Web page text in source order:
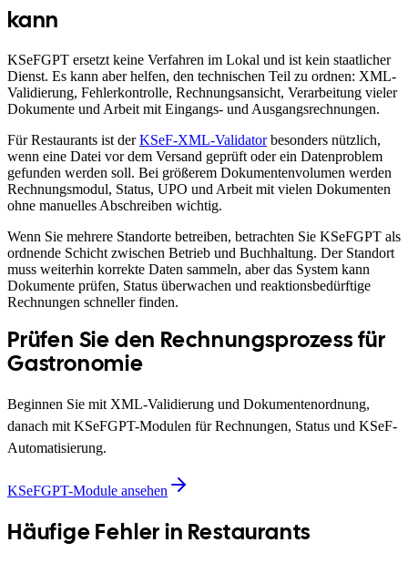
kann
KSeFGPT ersetzt keine Verfahren im Lokal und ist kein staatlicher
Dienst. Es kann aber helfen, den technischen Teil zu ordnen: XML-
Validierung, Fehlerkontrolle, Rechnungsansicht, Verarbeitung vieler
Dokumente und Arbeit mit Eingangs- und Ausgangsrechnungen.
Für Restaurants ist derKSeF-XML-Validatorbesonders nützlich,
wenn eine Datei vor dem Versand geprüft oder ein Datenproblem
gefunden werden soll. Bei größerem Dokumentenvolumen werden
Rechnungsmodul, Status, UPO und Arbeit mit vielen Dokumenten
ohne manuelles Abschreiben wichtig.
Wenn Sie mehrere Standorte betreiben, betrachten Sie KSeFGPT als
ordnende Schicht zwischen Betrieb und Buchhaltung. Der Standort
muss weiterhin korrekte Daten sammeln, aber das System kann
Dokumente prüfen, Status überwachen und reaktionsbedürftige
Rechnungen schneller finden.
Prüfen Sie den Rechnungsprozess für
Gastronomie
Beginnen Sie mit XML-Validierung und Dokumentenordnung,
danach mit KSeFGPT-Modulen für Rechnungen, Status und KSeF-
Automatisierung.
KSeFGPT-Module ansehen
Häufige Fehler in Restaurants